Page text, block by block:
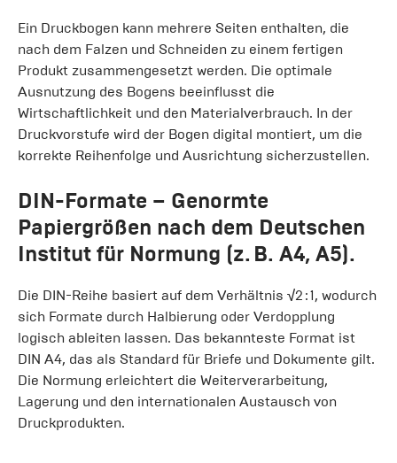
Ein Druckbogen kann mehrere Seiten enthalten, die
nach dem Falzen und Schneiden zu einem fertigen
Produkt zusammengesetzt werden. Die optimale
Ausnutzung des Bogens beeinflusst die
Wirtschaftlichkeit und den Materialverbrauch. In der
Druckvorstufe wird der Bogen digital montiert, um die
korrekte Reihenfolge und Ausrichtung sicherzustellen.
DIN-Formate – Genormte
Papiergrößen nach dem Deutschen
Institut für Normung (z. B. A4, A5).
Die DIN-Reihe basiert auf dem Verhältnis √2 : 1, wodurch
sich Formate durch Halbierung oder Verdopplung
logisch ableiten lassen. Das bekannteste Format ist
DIN A4, das als Standard für Briefe und Dokumente gilt.
Die Normung erleichtert die Weiterverarbeitung,
Lagerung und den internationalen Austausch von
Druckprodukten.